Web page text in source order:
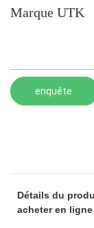
Marque UTK
enquête
Détails du
acheter en ligne